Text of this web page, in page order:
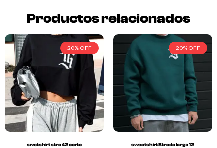
Productos relacionados
20% OFF
swetshirt stra 42 corto
20% OFF
sweatshirt Strada largo 12